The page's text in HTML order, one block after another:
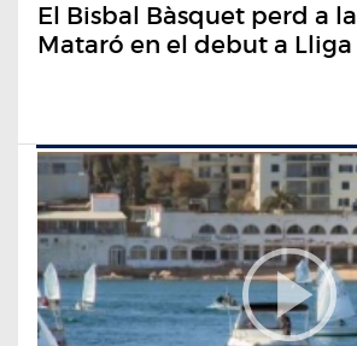
El Bisbal Bàsquet perd a
Mataró en el debut a Lliga